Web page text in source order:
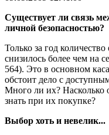
Существует ли связь
личной безопасностью?
Только за год
снизилось более чем на
564). Это в основном
обстоит дело с
Много ли их? Насколько
знать при их покупке?
Выбор хоть и невелик...